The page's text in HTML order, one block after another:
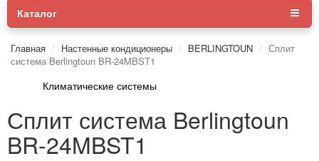
Каталог
Главная Настенные кондиционеры BERLINGTOUN
Сплит
система Berlingtoun BR-24MBST1
Климатические системы
Сплит система Berlingtoun
BR-24MBST1